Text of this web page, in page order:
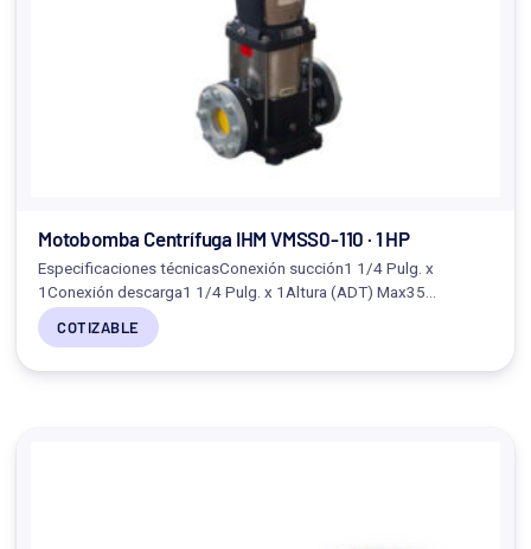
Motobomba Centrífuga IHM VMSS0-110 · 1 HP
Especificaciones técnicasConexión succión1 1/4 Pulg. x
1Conexión descarga1 1/4 Pulg. x 1Altura (ADT) Max35…
COTIZABLE